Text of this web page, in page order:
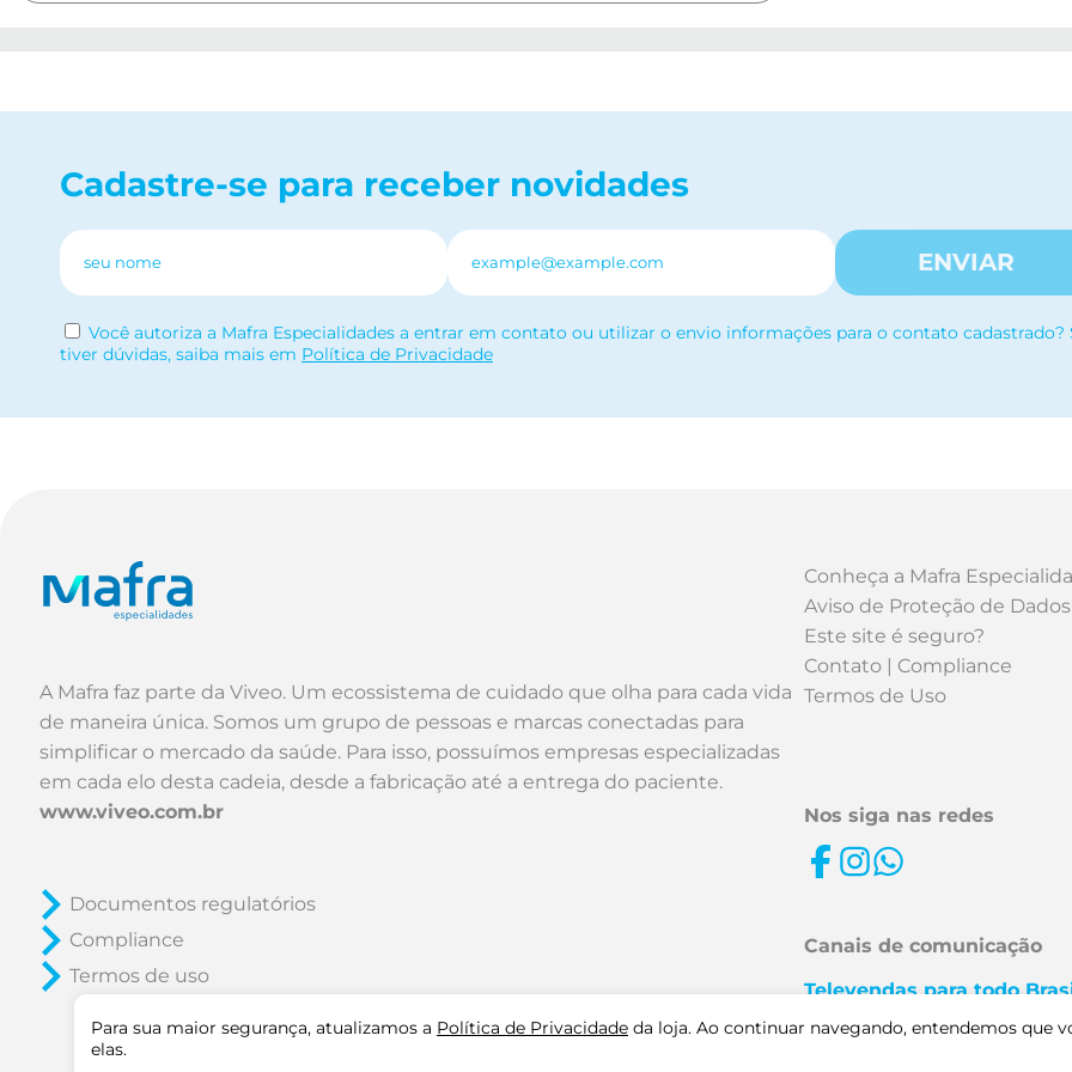
Para sua maior segurança, atualizamos a Política de Privacidade da loja. Ao continuar navegando, entendemos que
elas.
Cadastre-se para receber novidades
ENVIAR
Você autoriza a Mafra Especialidades a entrar em contato ou utilizar o envio informações para o contato cadastrado?
tiver dúvidas, saiba mais em Política de Privacidade
A Mafra faz parte da Viveo. Um ecossistema de cuidado que olha para cada vida
de maneira única. Somos um grupo de pessoas e marcas conectadas para
simplificar o mercado da saúde. Para isso, possuímos empresas especializadas
em cada elo desta cadeia, desde a fabricação até a entrega do paciente.
www.viveo.com.br
Documentos regulatórios
Compliance
Termos de uso
Conheça a Mafra
Aviso de Proteção de Dados
Este site é seguro?
Contato | Compliance
Termos de Uso
Nos siga nas redes
Canais de comunicação
Televendas para todo